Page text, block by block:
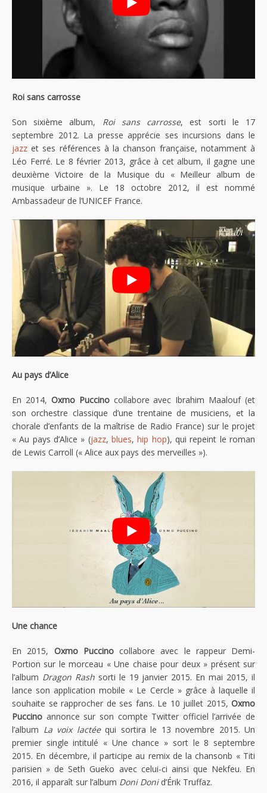
Roi sans carrosse
Son sixième album, Roi sans carrosse, est sorti le 17
septembre 2012. La presse apprécie ses incursions dans le
jazz et ses références à la chanson française, notamment à
Léo Ferré. Le 8 février 2013, grâce à cet album, il gagne une
deuxième Victoire de la Musique du « Meilleur album de
musique urbaine ». Le 18 octobre 2012, il est nommé
Ambassadeur de l’UNICEF France.
Au pays d’Alice
En 2014, Oxmo Puccinocollabore avec Ibrahim Maalouf (et
son orchestre classique d’une trentaine de musiciens, et la
chorale d’enfants de la maîtrise de Radio France) sur le projet
« Au pays d’Alice » (jazz,blues,hip hop), qui repeint le roman
de Lewis Carroll (« Alice aux pays des merveilles »).
Une chance
En 2015, Oxmo Puccinocollabore avec le rappeur Demi-
Portion sur le morceau « Une chaise pour deux » présent sur
l’album Dragon Rashsorti le 19 janvier 2015. En mai 2015, il
lance son application mobile « Le Cercle » grâce à laquelle il
souhaite se rapprocher de ses fans. Le 10 juillet 2015, Oxmo
Puccino annonce sur son compte Twitter officiel l’arrivée de
l’album La voix lactéequi sortira le 13 novembre 2015. Un
premier single intitulé « Une chance » sort le 8 septembre
2015. En décembre, il participe au remix de la chansonb « Titi
parisien » de Seth Gueko avec celui-ci ainsi que Nekfeu. En
2016, il apparaît sur l’album Doni Donid’Érik Truffaz.